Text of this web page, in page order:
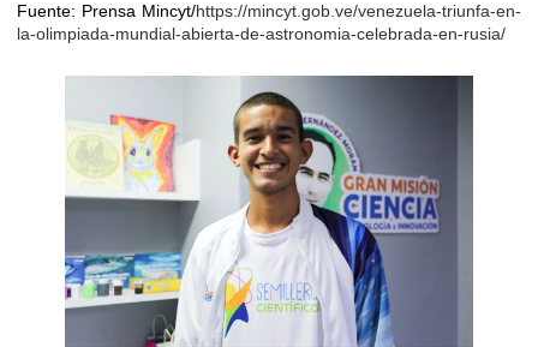
Fuente: Prensa Mincyt/https://mincyt.gob.ve/venezuela-triunfa-en-
la-olimpiada-mundial-abierta-de-astronomia-celebrada-en-rusia/